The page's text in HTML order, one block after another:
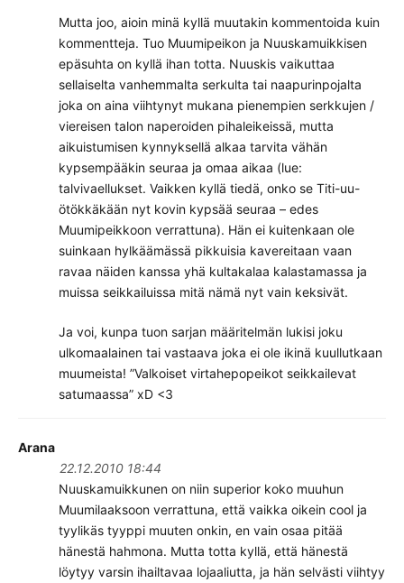
Mutta joo, aioin minä kyllä muutakin kommentoida kuin
kommentteja. Tuo Muumipeikon ja Nuuskamuikkisen
epäsuhta on kyllä ihan totta. Nuuskis vaikuttaa
sellaiselta vanhemmalta serkulta tai naapurinpojalta
joka on aina viihtynyt mukana pienempien serkkujen /
viereisen talon naperoiden pihaleikeissä, mutta
aikuistumisen kynnyksellä alkaa tarvita vähän
kypsempääkin seuraa ja omaa aikaa (lue:
talvivaellukset. Vaikken kyllä tiedä, onko se Titi-uu-
ötökkäkään nyt kovin kypsää seuraa – edes
Muumipeikkoon verrattuna). Hän ei kuitenkaan ole
suinkaan hylkäämässä pikkuisia kavereitaan vaan
ravaa näiden kanssa yhä kultakalaa kalastamassa ja
muissa seikkailuissa mitä nämä nyt vain keksivät.
Ja voi, kunpa tuon sarjan määritelmän lukisi joku
ulkomaalainen tai vastaava joka ei ole ikinä kuullutkaan
muumeista! ”Valkoiset virtahepopeikot seikkailevat
satumaassa” xD <3
Arana
22.12.2010 18:44
Nuuskamuikkunen on niin superior koko muuhun
Muumilaaksoon verrattuna, että vaikka oikein cool ja
tyylikäs tyyppi muuten onkin, en vain osaa pitää
hänestä hahmona. Mutta totta kyllä, että hänestä
löytyy varsin ihailtavaa lojaaliutta, ja hän selvästi viihtyy